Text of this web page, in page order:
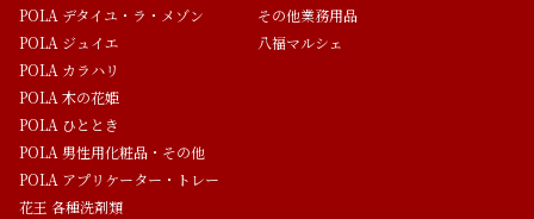
POLA デタイユ・ラ・メゾン
POLA ジュイエ
POLA カラハリ
POLA 木の花姫
POLA ひととき
POLA 男性用化粧品・その他
POLA アプリケーター・トレー
花王 各種洗剤類
その他業務用品
八福マルシェ